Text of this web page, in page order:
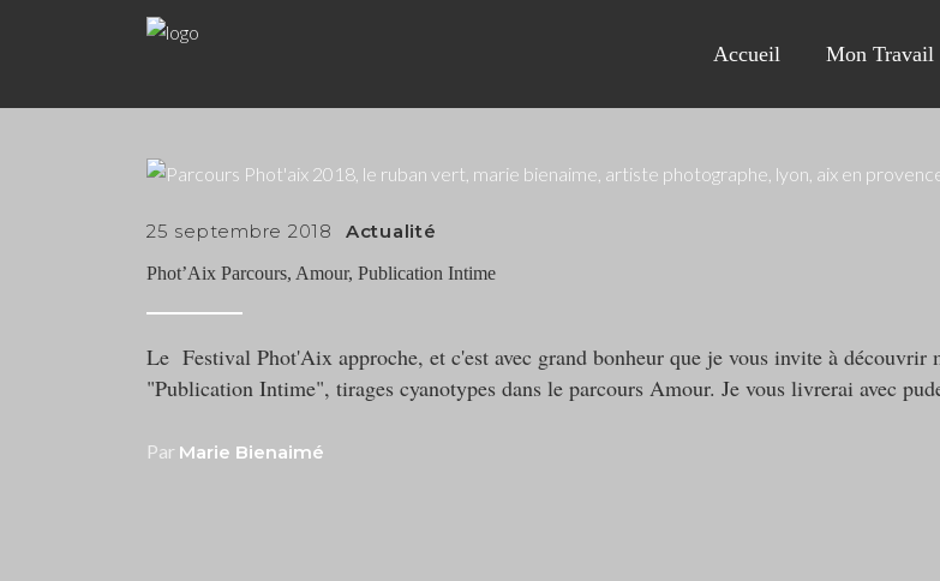
Accueil Mon Travail
25 septembre 2018 Actualité
Phot’Aix Parcours, Amour, Publication Intime
Le Festival Phot'Aix approche, et c'est avec grand bonheur que je vous invite à découvrir
"Publication Intime", tirages cyanotypes dans le parcours Amour. Je vous livrerai avec
Par Marie Bienaimé